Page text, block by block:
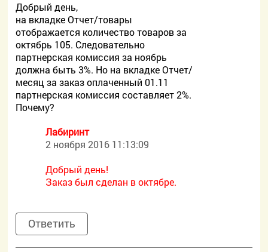
Добрый день,
на вкладке Отчет/товары
отображается количество товаров за
октябрь 105. Следовательно
партнерская комиссия за ноябрь
должна быть 3%. Но на вкладке Отчет/
месяц за заказ оплаченный 01.11
партнерская комиссия составляет 2%.
Почему?
Лабиринт
2 ноября 2016 11:13:09
Добрый день!
Заказ был сделан в октябре.
Ответить